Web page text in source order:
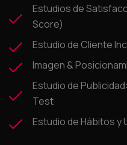
Estudios de
Score)
Estudio de Cliente
Imagen &
Estudio de
Test
Estudio de Hábitos